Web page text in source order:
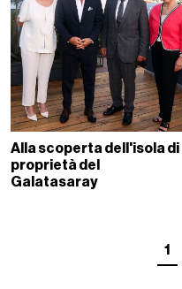
Alla scoperta dell'isola di
proprietà del
Galatasaray
1